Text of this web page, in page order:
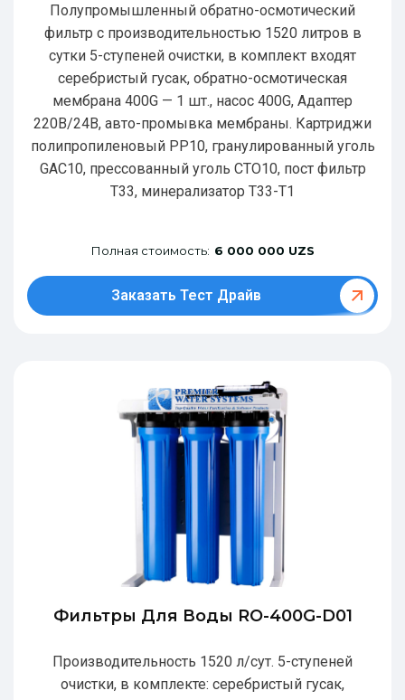
Полупромышленный обратно-осмотический
фильтр с производительностью 1520 литров в
сутки 5-ступеней очистки, в комплект входят
серебристый гусак, обратно-осмотическая
мембрана 400G — 1 шт., насос 400G, Адаптер
220В/24В, авто-промывка мембраны. Картриджи
полипропиленовый РР10, гранулированный уголь
GAC10, прессованный уголь CTO10, пост фильтр
T33, минерализатор Т33-Т1
Полная стоимость: 6 000 000 UZS
Заказать Тест Драйв
Фильтры Для Воды RO-400G-D01
Производительность 1520 л/сут. 5-ступеней
очистки, в комплекте: серебристый гусак,